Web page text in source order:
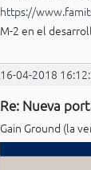
https://
M-2 en el
16-04-2018
Re: Nueva
Gain Ground (la